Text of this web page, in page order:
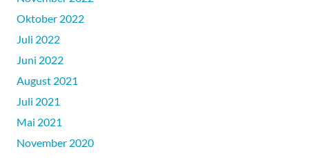
Oktober 2022
Juli 2022
Juni 2022
August 2021
Juli 2021
Mai 2021
November 2020